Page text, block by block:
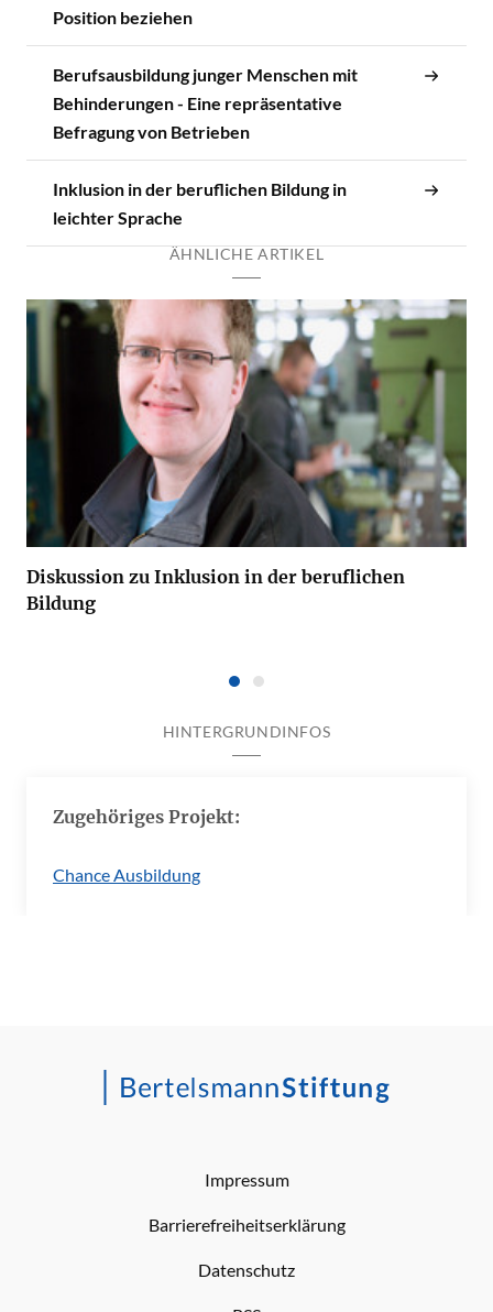
Position beziehen
Berufsausbildung junger Menschen mit
Behinderungen - Eine repräsentative
Befragung von Betrieben
Inklusion in der beruflichen Bildung in
leichter Sprache
ÄHNLICHE ARTIKEL
Diskussion zu Inklusion in der beruflichen
Bildung
HINTERGRUNDINFOS
Zugehöriges Projekt:
Chance Ausbildung
Impressum
Barrierefreiheitserklärung
Datenschutz